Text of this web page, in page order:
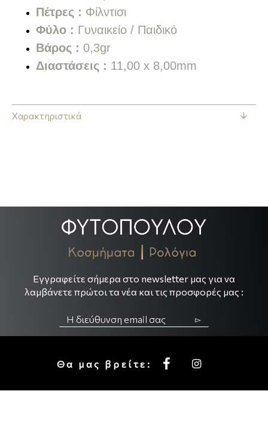
Πέτρες : Φίλντισι
Φύλο : Γυναικείο / Παιδικό
Βάρος : 0,3gr
Διαστάσεις : 11,00 x 8,00mm
Χαρακτηριστικά
Εγγραφείτε σήμερα στο newsletter μας για να
λαμβάνετε πρώτοι τα νέα και τις προσφορές μας :
▻
Θα μας βρείτε: